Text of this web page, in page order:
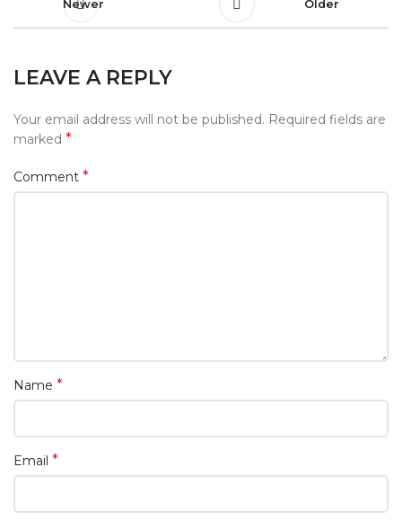
Newer Older
LEAVE A REPLY
Your email address will not be published. Required fields are
marked *
Comment *
Name *
Email *